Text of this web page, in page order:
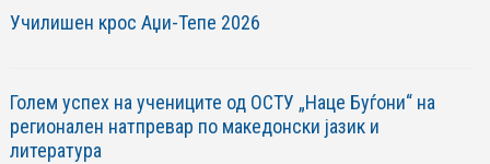
Училишен крос Аџи-Тепе 2026
Голем успех на учениците од ОСТУ „Наце Буѓони“ на
регионален натпревар по македонски јазик и
литература